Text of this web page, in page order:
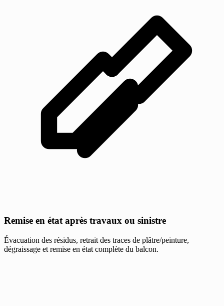
Remise en état après travaux ou sinistre
Évacuation des résidus, retrait des traces de plâtre/peinture,
dégraissage et remise en état complète du balcon.